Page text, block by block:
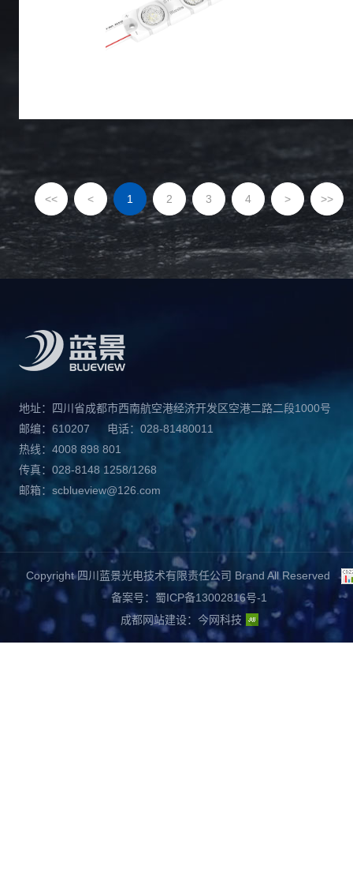
<< < 1 2 3 4 > >>
地址：四川省成都市西南航空港经济开发区空港二路二段1000号
邮编：610207
电话：028-81480011
热线：4008 898 801
传真：028-8148 1258/1268
邮箱：scblueview@126.com
Copyright 四川蓝景光电技术有限责任公司 Brand All Reserved
备案号：蜀ICP备13002816号-1
成都网站建设： 今网科技